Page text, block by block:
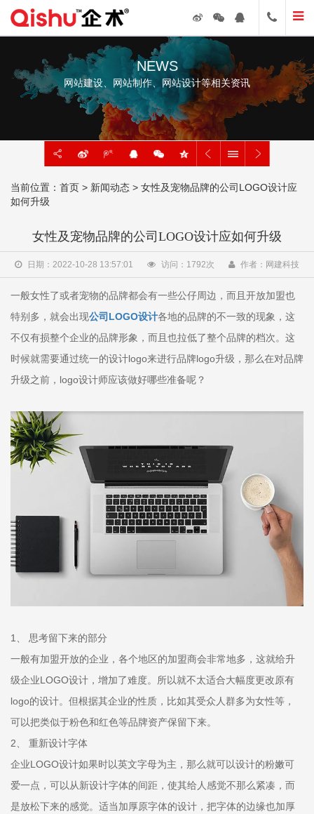
NEWS
网站建设、网站制作、网站设计等相关资讯
当前位置： 首页 > 新闻动态 > ​女性及宠物品牌的公司LOGO设计应
如何升级
​女性及宠物品牌的公司LOGO设计应如何升级
日期：2022-10-28 13:57:01 访问： 1792次 作者：网建科技
一般女性了或者宠物的品牌都会有一些公仔周边，而且开放加盟也
特别多，就会出现公司LOGO设计各地的品牌的不一致的现象，这
不仅有损整个企业的品牌形象，而且也拉低了整个品牌的档次。这
时候就需要通过统一的设计logo来进行品牌logo升级，那么在对品牌
升级之前，logo设计师应该做好哪些准备呢？
1、 思考留下来的部分
一般有加盟开放的企业，各个地区的加盟商会非常地多，这就给升
级企业LOGO设计，增加了难度。所以就不太适合大幅度更改原有
logo的设计。但根据其企业的性质，比如其受众人群多为女性等，
可以把类似于粉色和红色等品牌资产保留下来。
2、 重新设计字体
企业LOGO设计如果时以英文字母为主，那么就可以设计的粉嫩可
爱一点，可以从新设计字体的间距，使其给人感觉不那么紧凑，而
是放松下来的感觉。适当加厚原字体的设计，把字体的边缘也加厚